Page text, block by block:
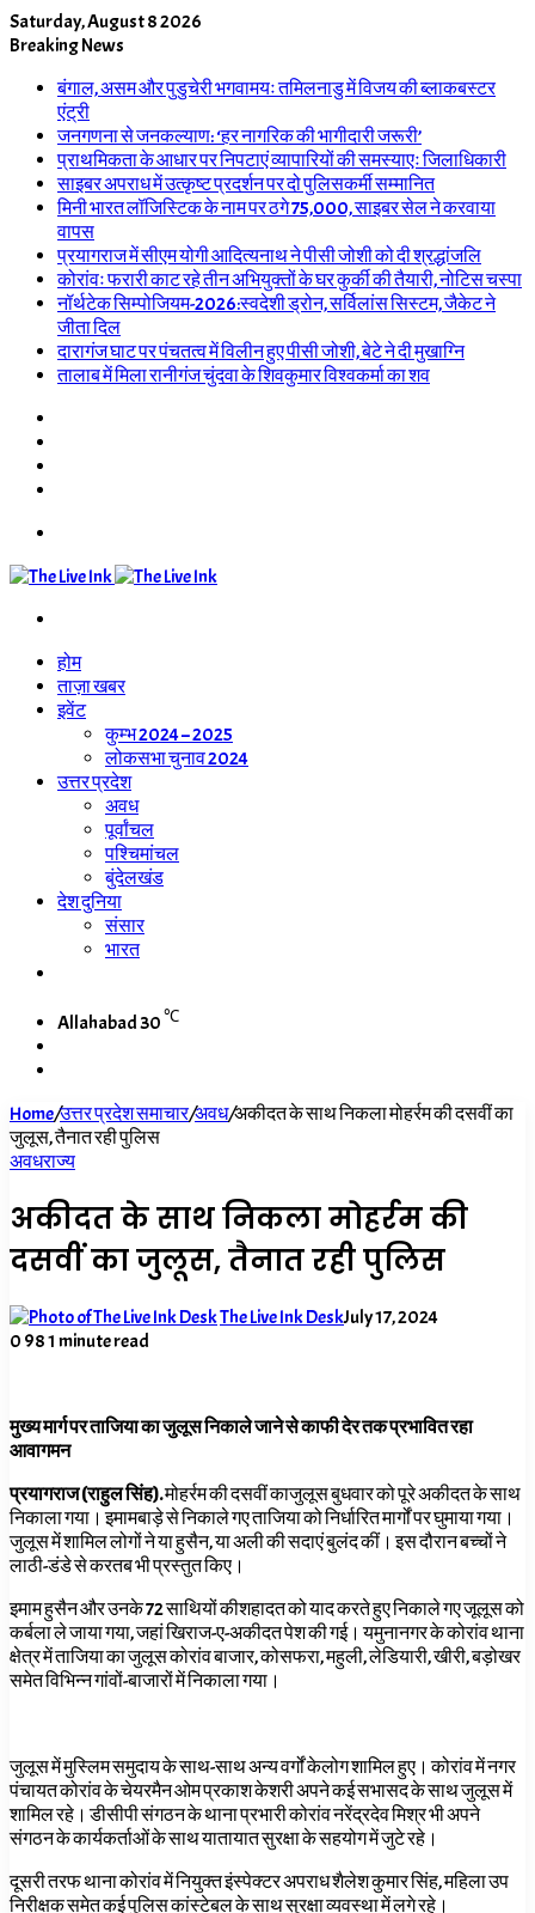
Saturday, August 8 2026
Breaking News
बंगाल, असम और पुडुचेरी भगवामयः तमिलनाडु में विजय की ब्लाकबस्टर
एंट्री
जनगणना से जनकल्याण: ‘हर नागरिक की भागीदारी जरूरी’
प्राथमिकता के आधार पर निपटाएं व्यापारियों की समस्याएः जिलाधिकारी
साइबर अपराध में उत्कृष्ट प्रदर्शन पर दो पुलिसकर्मी सम्मानित
मिनी भारत लॉजिस्टिक के नाम पर ठगे 75,000, साइबर सेल ने करवाया
वापस
प्रयागराज में सीएम योगी आदित्यनाथ ने पीसी जोशी को दी श्रद्धांजलि
कोरांवः फरारी काट रहे तीन अभियुक्तों के घर कुर्की की तैयारी, नोटिस चस्पा
नॉर्थटेक सिम्पोजियम-2026:स्वदेशी ड्रोन, सर्विलांस सिस्टम, जैकेट ने
जीता दिल
दारागंज घाट पर पंचतत्व में विलीन हुए पीसी जोशी, बेटे ने दी मुखाग्नि
तालाब में मिला रानीगंज चुंदवा के शिवकुमार विश्वकर्मा का शव
होम
ताज़ा खबर
इवेंट
कुम्भ 2024 – 2025
लोकसभा चुनाव 2024
उत्तर प्रदेश
अवध
पूर्वांचल
पश्चिमांचल
बुंदेलखंड
देश दुनिया
संसार
भारत
Allahabad30℃
Home/उत्तर प्रदेश समाचार/अवध/अकीदत के साथ निकला मोहर्रम की दसवीं का
जुलूस, तैनात रही पुलिस
अवधराज्य
अकीदत के साथ निकला मोहर्रम की
दसवीं का जुलूस, तैनात रही पुलिस
The Live Ink DeskJuly 17, 2024
0 981 minute read
मुख्य मार्ग पर ताजिया का जुलूस निकाले जाने से काफी देर तक प्रभावित रहा
आवागमन
प्रयागराज (राहुल सिंह).मोहर्रम की दसवीं काजुलूस बुधवार को पूरे अकीदत के साथ
निकाला गया। इमामबाड़े से निकाले गए ताजिया को निर्धारित मार्गों पर घुमाया गया।
जुलूस में शामिल लोगों ने या हुसैन, या अली की सदाएं बुलंद कीं। इस दौरान बच्चों ने
लाठी-डंडे से करतब भी प्रस्तुत किए।
इमाम हुसैन और उनके 72 साथियों कीशहादत को याद करते हुए निकाले गए जूलूस को
कर्बला ले जाया गया, जहां खिराज-ए-अकीदत पेश की गई। यमुनानगर के कोरांव थाना
क्षेत्र में ताजिया का जुलूस कोरांव बाजार, कोसफरा, महुली, लेडियारी, खीरी, बड़ोखर
समेत विभिन्न गांवों-बाजारों में निकाला गया।
जुलूस में मुस्लिम समुदाय के साथ-साथ अन्य वर्गों केलोग शामिल हुए। कोरांव में नगर
पंचायत कोरांव के चेयरमैन ओम प्रकाश केशरी अपने कई सभासद के साथ जुलूस में
शामिल रहे। डीसीपी संगठन के थाना प्रभारी कोरांव नरेंद्रदेव मिश्र भी अपने
संगठन के कार्यकर्ताओं के साथ यातायात सुरक्षा के सहयोग में जुटे रहे।
दूसरी तरफ थाना कोरांव में नियुक्त इंस्पेक्टर अपराध शैलेश कुमार सिंह, महिला उप
निरीक्षक समेत कई पुलिस कांस्टेबल के साथ सुरक्षा व्यवस्था में लगे रहे।